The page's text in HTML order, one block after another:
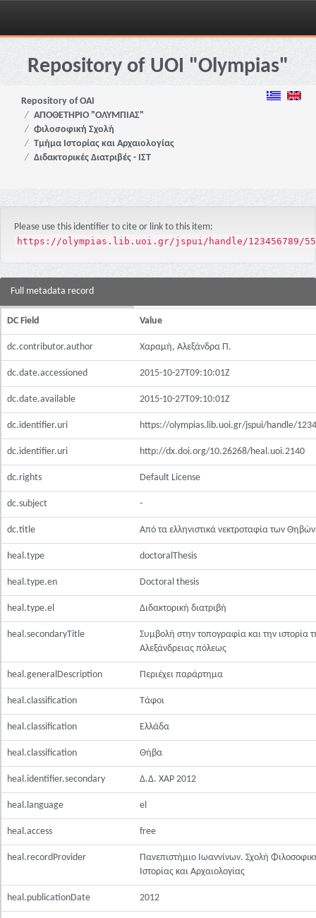
Skip
navigationRepository of UOI "Olympias"
Repository of OAI
ΑΠΟΘΕΤΗΡΙΟ "ΟΛΥΜΠΙΑΣ"
Φιλοσοφική Σχολή
Τμήμα Ιστορίας και Αρχαιολογίας
Διδακτορικές Διατριβές - ΙΣΤ
Please use this identifier to cite or link to this item:
https://olympias.lib.uoi.gr/jspui/handle/123456789/
Full metadata record
DC Field Value
dc.contributor.author Χαραμή, Αλεξάνδρα Π.
dc.date.accessioned 2015-10-27T09:10:01Z
dc.date.available 2015-10-27T09:10:01Z
dc.identifier.uri https://olympias.lib.uoi.gr/jspui/handle/
dc.identifier.uri http://dx.doi.org/10.26268/heal.uoi.2140
dc.rights Default License
dc.subject -
dc.title Από τα ελληνιστικά νεκτροταφία των Θηβών
heal.type doctoralThesis
heal.type.en Doctoral thesis
heal.type.el Διδακτορική διατριβή
heal.secondaryTitle
Συμβολή στην τοπογραφία και την ιστορία
Αλεξάνδρειας πόλεως
heal.generalDescription Περιέχει παράρτημα
heal.classification Τάφοι
heal.classification Ελλάδα
heal.classification Θήβα
heal.identifier.secondary Δ.Δ. ΧΑΡ 2012
heal.language el
heal.access free
heal.recordProvider
Πανεπιστήμιο Ιωαννίνων. Σχολή
Ιστορίας και Αρχαιολογίας
heal.publicationDate 2012